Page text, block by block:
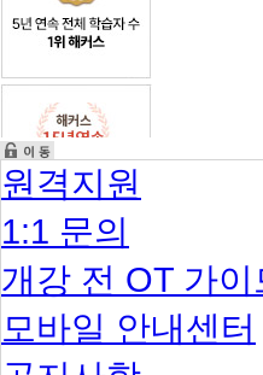
협
회
자
심
사
및
자
격
발
급
원격지원
1:1 문의
개강 전 OT 가이
모바일 안내센터